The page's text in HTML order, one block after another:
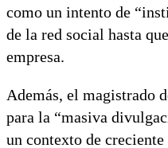
como un intento de
de la red social hasta
empresa.
Además, el magistrado
para la “masiva
un contexto de